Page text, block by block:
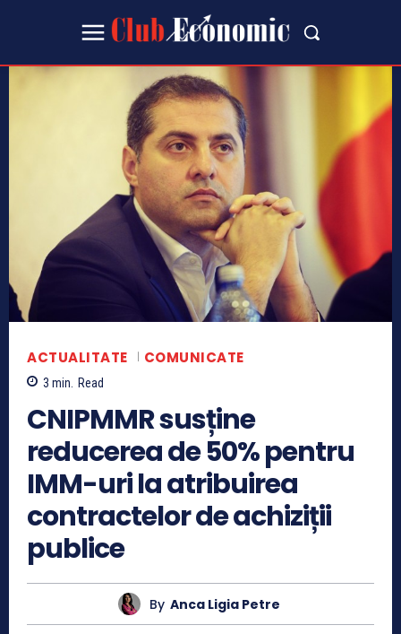
ACTUALITATE COMUNICATE
3 min. Read
CNIPMMR susține
reducerea de 50% pentru
IMM-uri la atribuirea
contractelor de achiziții
publice
By Anca Ligia Petre